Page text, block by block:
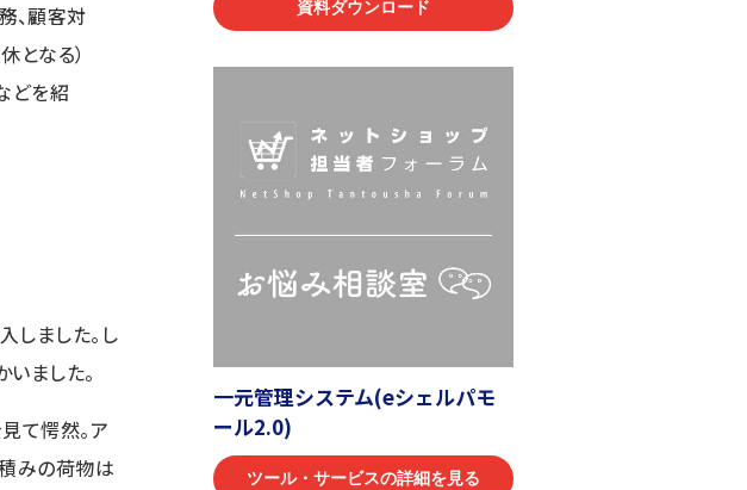
、顧客対
となる）
どを紹
しました。し
ました。
て愕然。ア
みの荷物は